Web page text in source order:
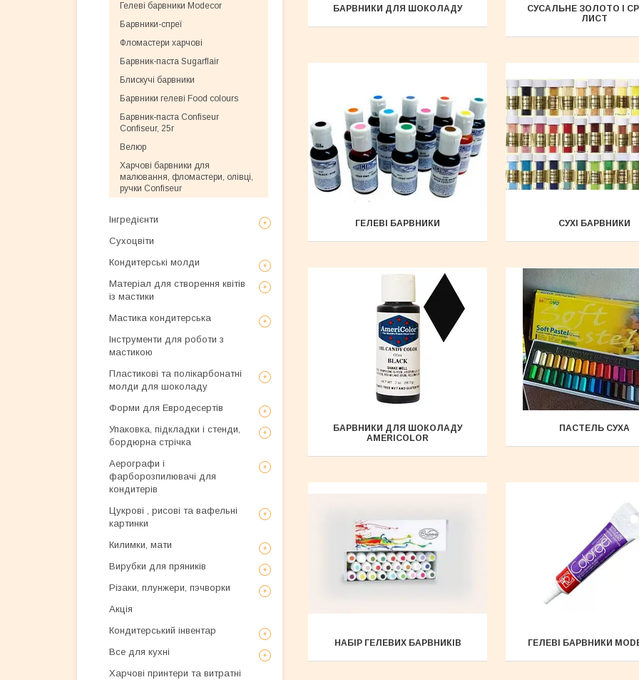
БАРВНИКИ ДЛЯ ШОКОЛАДУ
СУСАЛЬНЕ ЗОЛОТО І
ЛИСТ
ГЕЛЕВІ БАРВНИКИ СУХІ БАРВНИКИ
БАРВНИКИ ДЛЯ ШОКОЛАДУ
AMERICOLOR
ПАСТЕЛЬ СУХА
НАБІР ГЕЛЕВИХ БАРВНИКІВ ГЕЛЕВІ БАРВНИКИ
Гелеві барвники Modecor
Барвники-спреї
Фломастери харчові
Барвник-паста Sugarflair
Блискучі барвники
Барвники гелеві Food colours
Барвник-паста Confiseur
Confiseur, 25г
Велюр
Харчові барвники для
малювання, фломастери, олівці,
ручки Confiseur
Інгредієнти
Сухоцвіти
Кондитерські молди
Матеріал для створення квітів
із мастики
Мастика кондитерська
Інструменти для роботи з
мастикою
Пластикові та полікарбонатні
молди для шоколаду
Форми для Евродесертів
Упаковка, підкладки і стенди,
бордюрна стрічка
Аерографи і
фарборозпилювачі для
кондитерів
Цукрові , рисові та вафельні
картинки
Килимки, мати
Вирубки для пряників
Різаки, плунжери, пэчворки
Акція
Кондитерський інвентар
Все для кухні
Харчові принтери та витратні